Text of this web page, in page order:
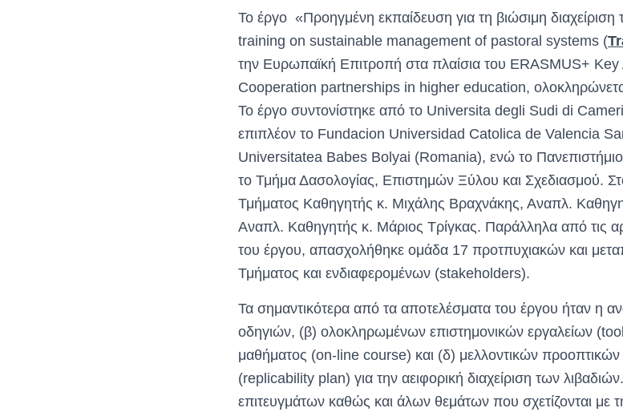
Το έργο «Προηγμένη εκπαίδευση για τη βιώσιμη
training on sustainable management of pastoral systems (
την Ευρωπαϊκή Επιτροπή στα πλαίσια του ERASMUS+
Cooperation partnerships in higher education,
Το έργο συντονίστηκε από το Universita degli Sudi di
επιπλέον το Fundacion Universidad Catolica de Valencia
Universitatea Babes Bolyai (Romania), ενώ το
το Τμήμα Δασολογίας, Επιστημών Ξύλου και Σχεδιασμού.
Τμήματος Καθηγητής κ. Μιχάλης Βραχνάκης, Αναπλ.
Αναπλ. Καθηγητής κ. Μάριος Τρίγκας. Παράλληλα από τις
του έργου, απασχολήθηκε ομάδα 17 προτπυχιακών και
Τμήματος και ενδιαφερομένων (stakeholders).
Τα σημαντικότερα από τα αποτελέσματα του έργου ήταν η
οδηγιών, (β) ολοκληρωμένων επιστημονικών εργαλείων
μαθήματος (on-line course) και (δ) μελλοντικών
(replicability plan) για την αειφορική διαχείριση των
επιτευγμάτων καθώς και άλων θεμάτων που σχετίζονται με